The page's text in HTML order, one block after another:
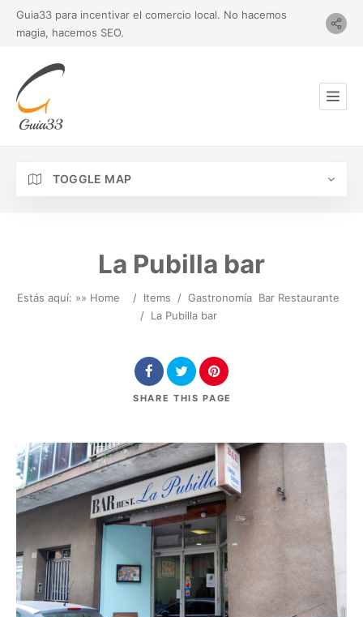
Guia33 para incentivar el comercio local. No hacemos
magia, hacemos SEO.
TOGGLE MAP
La Pubilla bar
Estás aquí: »» Home / Items / Gastronomía Bar Restaurante
/ La Pubilla bar
SHARE THIS PAGE